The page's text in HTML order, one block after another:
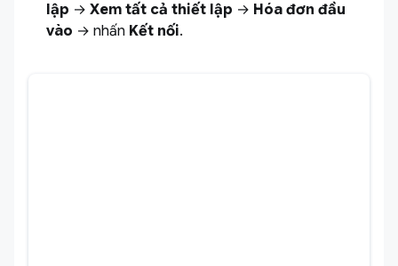
lập → Xem tất cả thiết lập → Hóa đơn đầu
vào → nhấn Kết nối.